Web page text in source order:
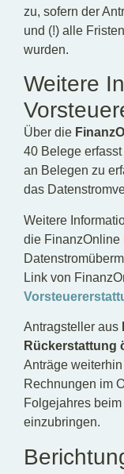
zu, sofern der
und (!) alle
wurden.
Weitere
Über die
40 Belege
an Belegen zu
das
Weitere
die FinanzOnline
Link von
Antragsteller aus
Rückerstattung
Anträge
Rechnungen im
Folgejahres
einzubringen.